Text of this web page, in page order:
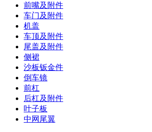
前嘴及附件
车门及附件
机盖
车顶及附件
尾盖及附件
侧裙
沙板钣金件
倒车镜
前杠
后杠及附件
叶子板
中网尾翼